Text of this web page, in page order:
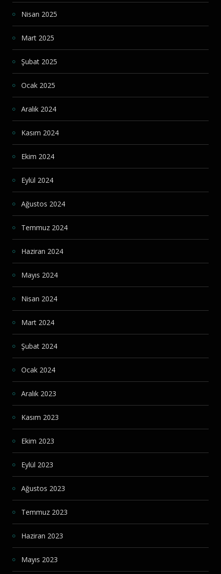
Nisan 2025
Mart 2025
Şubat 2025
Ocak 2025
Aralık 2024
Kasım 2024
Ekim 2024
Eylül 2024
Ağustos 2024
Temmuz 2024
Haziran 2024
Mayıs 2024
Nisan 2024
Mart 2024
Şubat 2024
Ocak 2024
Aralık 2023
Kasım 2023
Ekim 2023
Eylül 2023
Ağustos 2023
Temmuz 2023
Haziran 2023
Mayıs 2023